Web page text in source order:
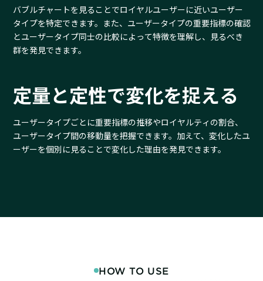
バブルチャートを見ることでロイヤルユーザーに近いユーザー
タイプを特定できます。また、ユーザータイプの重要指標の確認
とユーザータイプ同士の比較によって特徴を理解し、見るべき
群を発見できます。
定量と定性で変化を捉える
ユーザータイプごとに重要指標の推移やロイヤルティの割合、
ユーザータイプ間の移動量を把握できます。加えて、変化したユ
ーザーを個別に見ることで変化した理由を発見できます。
HOW TO USE